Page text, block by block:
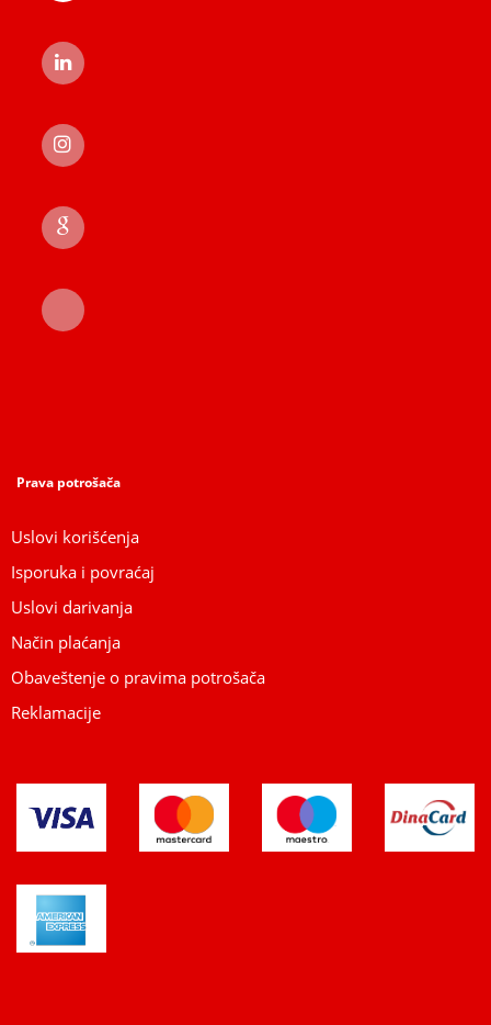
Prava potrošača
Uslovi korišćenja
Isporuka i povraćaj
Uslovi darivanja
Način plaćanja
Obaveštenje o pravima potrošača
Reklamacije